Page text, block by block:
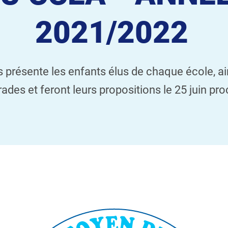
2021/2022
les enfants élus de chaque école,
et feront leurs propositions le 25 juin